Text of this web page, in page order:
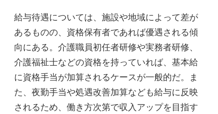
給与待遇については、施設や地域によって差が
あるものの、資格保有者であれば優遇される傾
向にある。介護職員初任者研修や実務者研修、
介護福祉士などの資格を持っていれば、基本給
に資格手当が加算されるケースが一般的だ。ま
た、夜勤手当や処遇改善加算なども給与に反映
されるため、働き方次第で収入アップを目指す